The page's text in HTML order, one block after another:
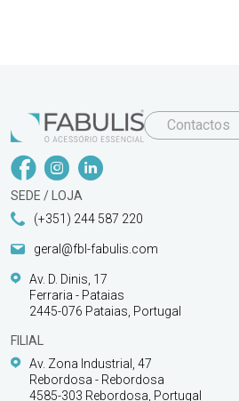
Contactos
SEDE / LOJA
(+351) 244 587 220
geral@fbl-fabulis.com
Av. D. Dinis, 17
Ferraria - Pataias
2445-076 Pataias, Portugal
FILIAL
Av. Zona Industrial, 47
Rebordosa - Rebordosa
4585-303 Rebordosa, Portugal